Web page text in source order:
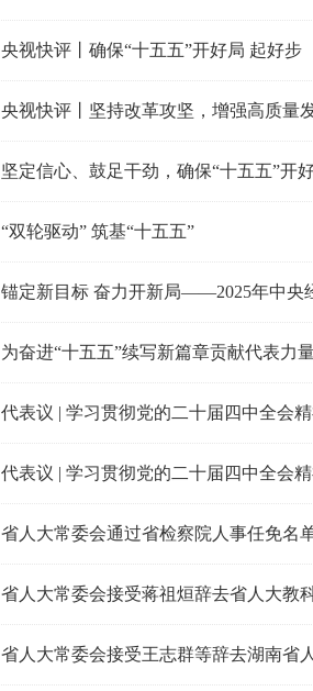
央视快评丨确保“十五五”开好局 起好步
央视快评丨坚持改革攻坚，增强高质量
坚定信心、鼓足干劲，确保“十五五”开
“双轮驱动” 筑基“十五五”
锚定新目标 奋力开新局——2025年中央
为奋进“十五五”续写新篇章贡献代表力
代表议 | 学习贯彻党的二十届四中全会
代表议 | 学习贯彻党的二十届四中全会
省人大常委会通过省检察院人事任免名
省人大常委会接受蒋祖烜辞去省人大教
省人大常委会接受王志群等辞去湖南省